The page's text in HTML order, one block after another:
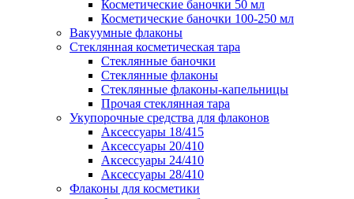
Косметические баночки 50 мл
Косметические баночки 100-250 мл
Вакуумные флаконы
Стеклянная косметическая тара
Стеклянные баночки
Стеклянные флаконы
Стеклянные флаконы-капельницы
Прочая стеклянная тара
Укупорочные средства для флаконов
Аксессуары 18/415
Аксессуары 20/410
Аксессуары 24/410
Аксессуары 28/410
Флаконы для косметики